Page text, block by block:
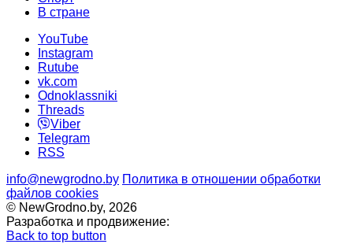
В стране
YouTube
Instagram
Rutube
vk.com
Odnoklassniki
Threads
Viber
Telegram
RSS
info@newgrodno.by Политика в отношении обработки
файлов cookies
© NewGrodno.by, 2026
Разработка и продвижение:
Back to top button